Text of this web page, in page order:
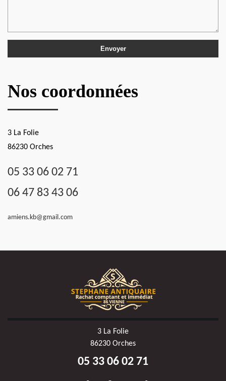
Nos coordonnées
3 La Folie
86230 Orches
05 33 06 02 71
06 47 83 43 06
amiens.kb@gmail.com
3 La Folie
86230 Orches
05 33 06 02 71